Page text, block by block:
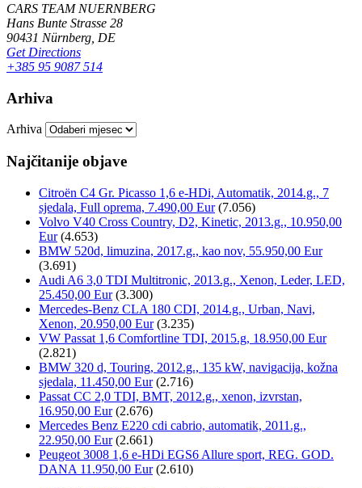
CARS TEAM NUERNBERG
Hans Bunte Strasse 28
90431 Nürnberg, DE
Get Directions
+385 95 9087 514
Arhiva
Arhiva
Najčitanije objave
Citroën C4 Gr. Picasso 1,6 e-HDi, Automatik, 2014.g., 7
sjedala, Full oprema, 7.490,00 Eur (7.056)
Volvo V40 Cross Country, D2, Kinetic, 2013.g., 10.950,00
Eur (4.653)
BMW 520d, limuzina, 2017.g., kao nov, 55.950,00 Eur
(3.691)
Audi A6 3,0 TDI Multitronic, 2013.g., Xenon, Leder, LED,
25.450,00 Eur (3.300)
Mercedes-Benz CLA 180 CDI, 2014.g., Urban, Navi,
Xenon, 20.950,00 Eur (3.235)
VW Passat 1,6 Comfortline TDI, 2015.g, 18.950,00 Eur
(2.821)
BMW 320 d, Touring, 2012.g., 135 kW, navigacija, kožna
sjedala, 11.450,00 Eur (2.716)
Passat CC 2,0 TDI, BMT, 2012.g., xenon, izvrstan,
16.950,00 Eur (2.676)
Mercedes Benz E220 cdi cabrio, automatik, 2011.g.,
22.950,00 Eur (2.661)
Peugeot 3008 1,6 e-HDi EGS6 Allure sport, REG. GOD.
DANA 11.950,00 Eur (2.610)